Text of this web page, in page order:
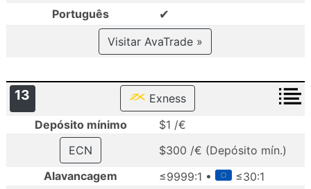
Português ✔
Visitar AvaTrade »
13
Exness
Depósito mínimo
$1 /€
ECN
$300 /€ (Depósito mín.)
Alavancagem
≤9999:1 •
≤30:1